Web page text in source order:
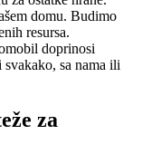
domu. Budimo
resursa.
doprinosi
svakako, sa nama ili
za